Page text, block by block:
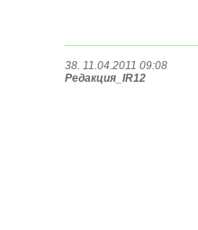
38. 11.04.2011 09:08
Редакция_IR12